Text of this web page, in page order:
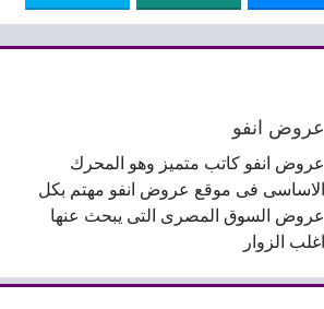
عروض انفو
عروض انفو كاتب متميز وهو المحرك
الاساسى فى موقع عروض انفو مهتم بكل
عروض السوق المصرى التى يبحث عنها
اغلب الزوار